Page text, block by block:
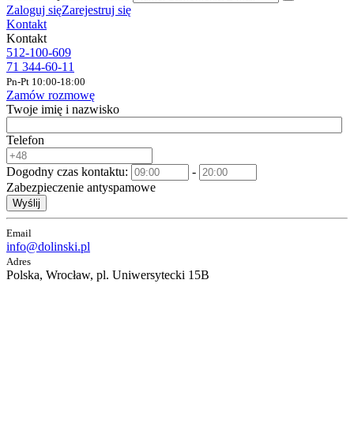
Zaloguj sięZarejestruj się
Kontakt
Kontakt
512-100-609
71 344-60-11
Pn-Pt 10:00-18:00
Zamów rozmowę
Twoje imię i nazwisko
Telefon
Dogodny czas kontaktu:
-
Zabezpieczenie antyspamowe
Wyślij
Email
info@dolinski.pl
Adres
Polska, Wrocław, pl. Uniwersytecki 15B